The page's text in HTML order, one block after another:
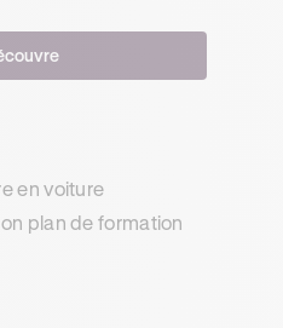
en voiture
plan de formation